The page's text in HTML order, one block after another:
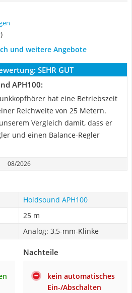
)
und weitere Angebote
SEHR GUT
APH100:
hat eine Betriebszeit
Reichweite von 25 Metern.
Vergleich damit, dass er
und einen Balance-Regler
08/2026
Holdsound APH100
25 m
Analog: 3,5-mm-Klinke
Nachteile
kein automatisches
Ein-/Abschalten